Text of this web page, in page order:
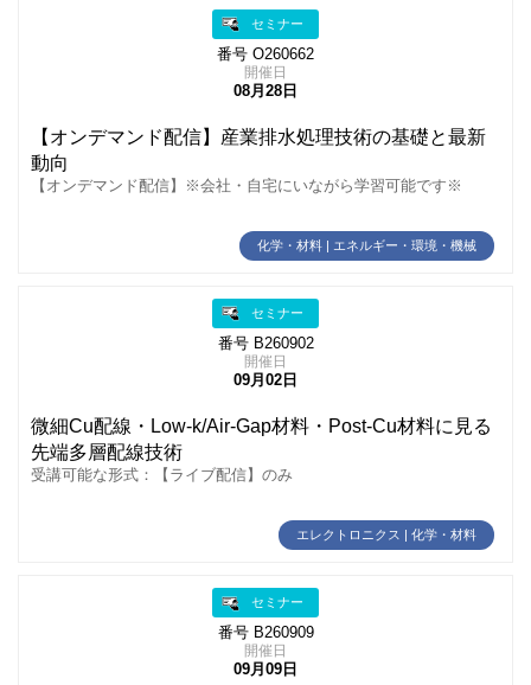
セミナー
番号 O260662
開催日
08月28日
【オンデマンド配信】産業排水処理技術の基礎と最新
動向
【オンデマンド配信】※会社・自宅にいながら学習可能です※
化学・材料 | エネルギー・環境・機械
セミナー
番号 B260902
開催日
09月02日
微細Cu配線・Low‑k/Air-Gap材料・Post-Cu材料に見る
先端多層配線技術
受講可能な形式：【ライブ配信】のみ
エレクトロニクス | 化学・材料
セミナー
番号 B260909
開催日
09月09日